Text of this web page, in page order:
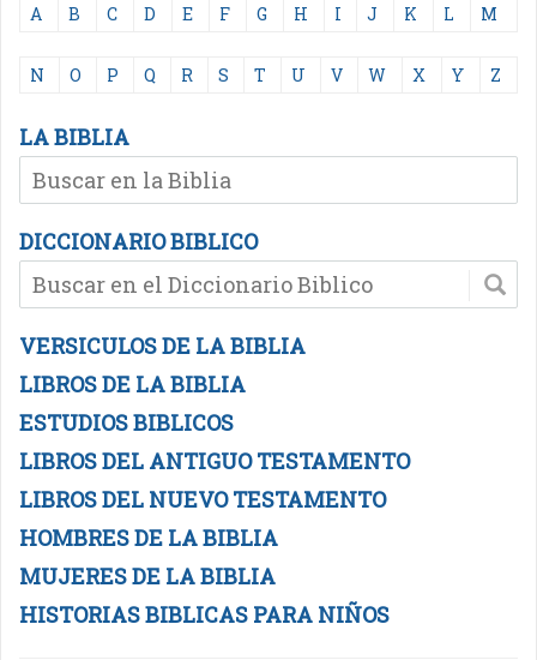
A B C D E F G H I J K L M
N O P Q R S T U V W X Y Z
LA BIBLIA
DICCIONARIO BIBLICO
VERSICULOS DE LA BIBLIA
LIBROS DE LA BIBLIA
ESTUDIOS BIBLICOS
LIBROS DEL ANTIGUO TESTAMENTO
LIBROS DEL NUEVO TESTAMENTO
HOMBRES DE LA BIBLIA
MUJERES DE LA BIBLIA
HISTORIAS BIBLICAS PARA NIÑOS